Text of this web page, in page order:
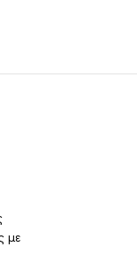
με